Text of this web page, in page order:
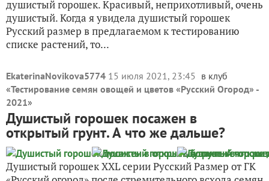
душистый горошек. Красивый, неприхотливый, очень
душистый. Когда я увидела душистый горошек
Русский размер в предлагаемом к тестированию
списке растений, то...
EkaterinaNovikova5774 15 июля 2021, 23:45 в клуб
«Тестирование семян овощей и цветов «Русский Огород» -
2021»
Душистый горошек посажен в
открытый грунт. А что же дальше?
Душистый горошек XXL серии Русский Размер от ГК